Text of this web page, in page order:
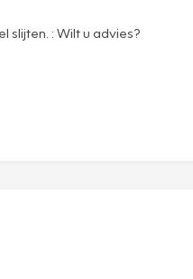
slijten. : Wilt u advies?